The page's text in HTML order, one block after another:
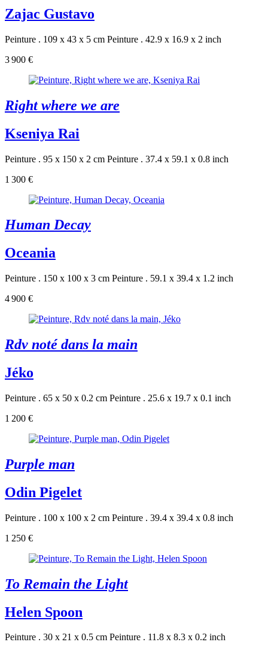
Zajac Gustavo
Peinture . 109 x 43 x 5 cm Peinture . 42.9 x 16.9 x 2 inch
3 900 €
Right where we are
Kseniya Rai
Peinture . 95 x 150 x 2 cm Peinture . 37.4 x 59.1 x 0.8 inch
1 300 €
Human Decay
Oceania
Peinture . 150 x 100 x 3 cm Peinture . 59.1 x 39.4 x 1.2 inch
4 900 €
Rdv noté dans la main
Jéko
Peinture . 65 x 50 x 0.2 cm Peinture . 25.6 x 19.7 x 0.1 inch
1 200 €
Purple man
Odin Pigelet
Peinture . 100 x 100 x 2 cm Peinture . 39.4 x 39.4 x 0.8 inch
1 250 €
To Remain the Light
Helen Spoon
Peinture . 30 x 21 x 0.5 cm Peinture . 11.8 x 8.3 x 0.2 inch